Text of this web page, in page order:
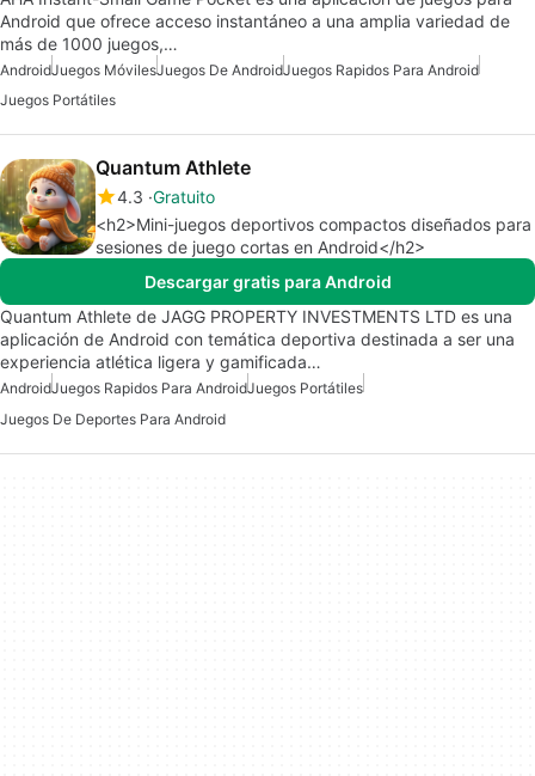
Android que ofrece acceso instantáneo a una amplia variedad de
más de 1000 juegos,…
AndroidJuegos MóvilesJuegos De AndroidJuegos Rapidos Para Android
Juegos Portátiles
Quantum Athlete
4.3 Gratuito
<h2>Mini-juegos deportivos compactos diseñados para
sesiones de juego cortas en Android</h2>
Descargar gratis para Android
Quantum Athlete de JAGG PROPERTY INVESTMENTS LTD es una
aplicación de Android con temática deportiva destinada a ser una
experiencia atlética ligera y gamificada…
AndroidJuegos Rapidos Para AndroidJuegos Portátiles
Juegos De Deportes Para Android